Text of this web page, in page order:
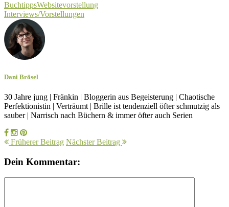
BuchtippsWebsitevorstellung
Interviews/Vorstellungen
Dani Brösel
30 Jahre jung | Fränkin | Bloggerin aus Begeisterung | Chaotische
Perfektionistin | Verträumt | Brille ist tendenziell öfter schmutzig als
sauber | Narrisch nach Büchern & immer öfter auch Serien
Früherer Beitrag Nächster Beitrag
Dein Kommentar: